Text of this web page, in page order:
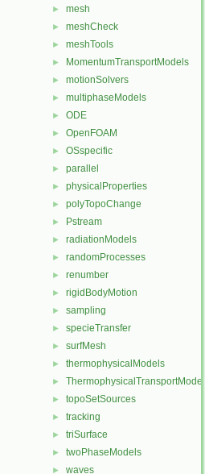
► mesh
► meshCheck
► meshTools
► MomentumTransportModels
► motionSolvers
► multiphaseModels
► ODE
► OpenFOAM
► OSspecific
► parallel
► physicalProperties
► polyTopoChange
► Pstream
► radiationModels
► randomProcesses
► renumber
► rigidBodyMotion
► sampling
► specieTransfer
► surfMesh
► thermophysicalModels
► ThermophysicalTransportModels
► topoSetSources
► tracking
► triSurface
► twoPhaseModels
► waves